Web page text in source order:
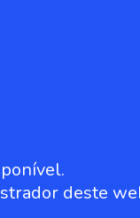
deste